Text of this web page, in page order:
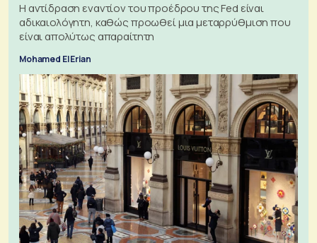
Η αντίδραση εναντίον του προέδρου της Fed είναι
αδικαιολόγητη, καθώς προωθεί μια μεταρρύθμιση που
είναι απολύτως απαραίτητη
Mohamed El Erian